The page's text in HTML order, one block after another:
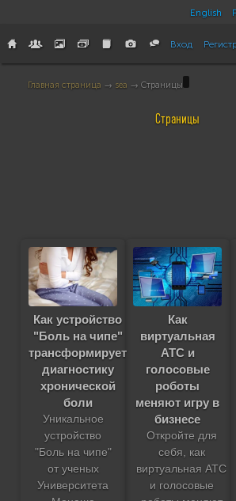
English
Вход
Главная страница → sea → Страницы
Страницы
Как устройство
"Боль на чипе"
трансформирует
диагностику
хронической
боли
Уникальное
устройство
"Боль на чипе"
от ученых
Университета
Как
виртуальная
АТС и
голосовые
роботы
меняют игру в
бизнесе
Откройте для
себя, как
виртуальная АТС
и голосовые